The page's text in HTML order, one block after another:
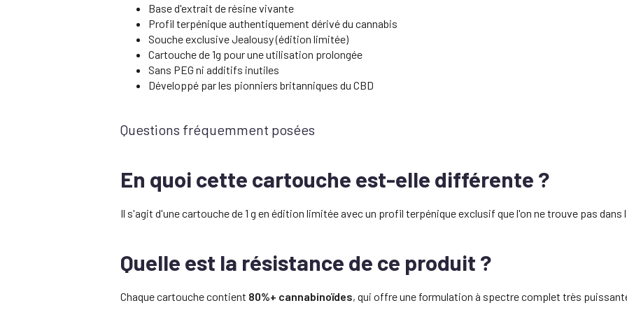
Base d'extrait de résine vivante
Profil terpénique authentiquement dérivé du cannabis
Souche exclusive Jealousy (édition limitée)
Cartouche de 1g pour une utilisation prolongée
Sans PEG ni additifs inutiles
Développé par les pionniers britanniques du CBD
Questions fréquemment posées
En quoi cette cartouche est-elle différente ?
Il s'agit d'une cartouche de 1 g en édition limitée avec un profil terpénique exclusif que l'on ne trouve pas dans
Quelle est la résistance de ce produit ?
Chaque cartouche contient 80%+ cannabinoïdes, qui offre une formulation à spectre complet très